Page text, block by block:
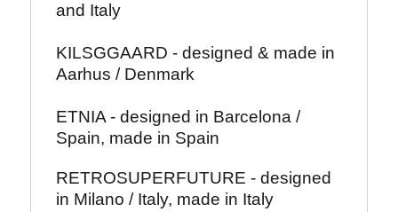
and Italy
KILSGGAARD - designed & made in
Aarhus / Denmark
ETNIA - designed in Barcelona /
Spain, made in Spain
RETROSUPERFUTURE - designed
in Milano / Italy, made in Italy